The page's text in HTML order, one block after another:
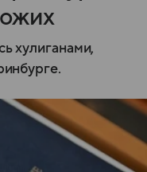
хулиганами,